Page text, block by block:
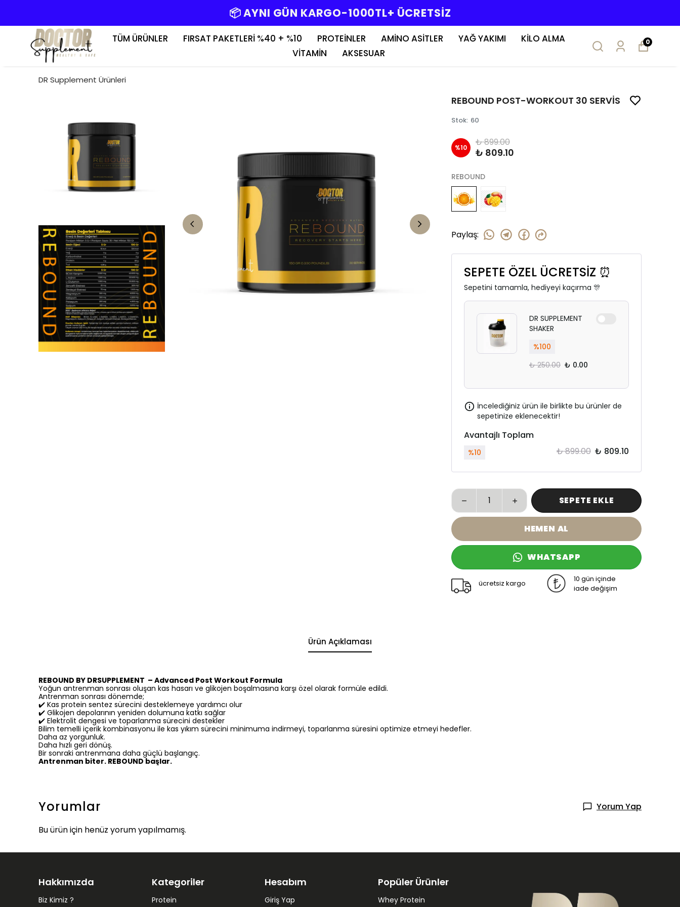
📦 AYNI GÜN KARGO-1000TL+ ÜCRETSİZ
TÜM ÜRÜNLER FIRSAT PAKETLERİ %40 + %10 PROTEİNLER AMİNO ASİTLER YAĞ YAKIMI
KİLO ALMA
VİTAMİN
AKSESUAR
0
DR Supplement Ürünleri
REBOUND POST-WORKOUT 30 SERVİS
Stok: 60
%10 ₺ 899.00
₺ 809.10
REBOUND
Paylaş:
SEPETE ÖZEL ÜCRETSİZ ⏰
Sepetini tamamla, hediyeyi kaçırma 🎊
DR SUPPLEMENT
SHAKER
%100
₺ 250.00 ₺ 0.00
İncelediğiniz ürün ile birlikte bu ürünler de
sepetinize eklenecektir!
Avantajlı Toplam
%10 ₺ 899.00 ₺ 809.10
SEPETE EKLE
HEMEN AL
WHATSAPP
ücretsiz kargo
10 gün içinde
iade değişim
Ürün Açıklaması
REBOUND BY DRSUPPLEMENT – Advanced Post Workout Formula
Yoğun antrenman sonrası oluşan kas hasarı ve glikojen boşalmasına karşı özel olarak formüle edildi.
Antrenman sonrası dönemde;
✔️ Kas protein sentez sürecini desteklemeye yardımcı olur
✔️ Glikojen depolarının yeniden dolumuna katkı sağlar
✔️ Elektrolit dengesi ve toparlanma sürecini destekler
Bilim temelli içerik kombinasyonu ile kas yıkım sürecini minimuma indirmeyi, toparlanma süresini optimize etmeyi hedefler.
Daha az yorgunluk.
Daha hızlı geri dönüş.
Bir sonraki antrenmana daha güçlü başlangıç.
Antrenman biter. REBOUND başlar.
Yorumlar
Yorum Yap
Bu ürün için henüz yorum yapılmamış.
Hakkımızda
Biz Kimiz ?
Kategoriler
Protein
Hesabım
Giriş Yap
Popüler Ürünler
Whey Protein